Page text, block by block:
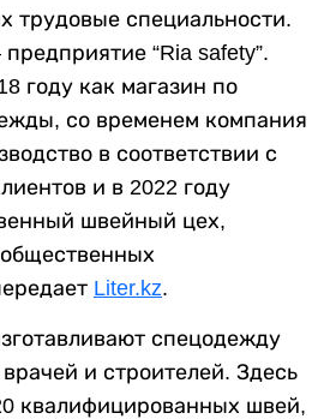
трудовые специальности.
“Ria safety”.
году как магазин по
со временем компания
в соответствии с
и в 2022 году
швейный цех,
Liter.kz.
спецодежду
и строителей. Здесь
квалифицированных швей,